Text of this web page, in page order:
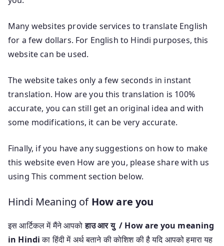
Many websites provide services to translate English
for a few dollars. For English to Hindi purposes, this
website can be used.
The website takes only a few seconds in instant
translation. How are you this translation is 100%
accurate, you can still get an original idea and with
some modifications, it can be very accurate.
Finally, if you have any suggestions on how to make
this website even How are you, please share with us
using This comment section below.
Hindi Meaning of How are you
इस आर्टिकल में मैंने आपकोहाउ आर यु / How are you meaning
in Hindiका हिंदी में अर्थ बताने की कोशिश की है यदि आपको हमारा यह